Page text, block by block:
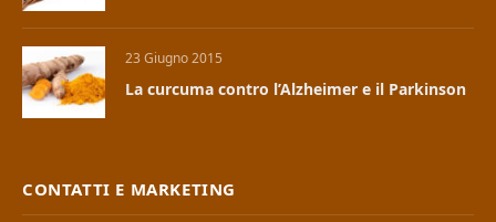
23 Giugno 2015
La curcuma contro l’Alzheimer e il Parkinson
CONTATTI E MARKETING